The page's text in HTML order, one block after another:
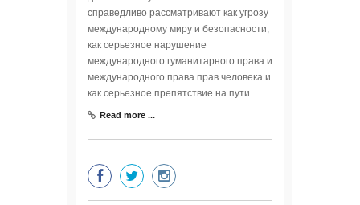
справедливо рассматривают как угрозу
международному миру и безопасности,
как серьезное нарушение
международного гуманитарного права и
международного права прав человека и
как серьезное препятствие на пути
Read more ...